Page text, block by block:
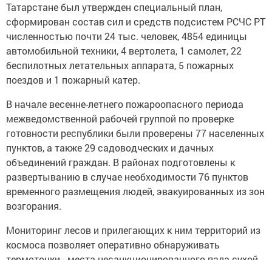
Татарстане был утвержден специальный план,
сформирован состав сил и средств подсистем РСЧС РТ
численностью почти 24 тыс. человек, 4854 единицы
автомобильной техники, 4 вертолета, 1 самолет, 22
беспилотных летательных аппарата, 5 пожарных
поездов и 1 пожарный катер.
В начале весенне-летнего пожароопасного периода
межведомственной рабочей группой по проверке
готовности республики были проверены 77 населенных
пунктов, а также 29 садоводческих и дачных
объединений граждан. В районах подготовлены к
развертыванию в случае необходимости 76 пунктов
временного размещения людей, эвакуированных из зон
возгорания.
Мониторинг лесов и прилегающих к ним территорий из
космоса позволяет оперативно обнаруживать